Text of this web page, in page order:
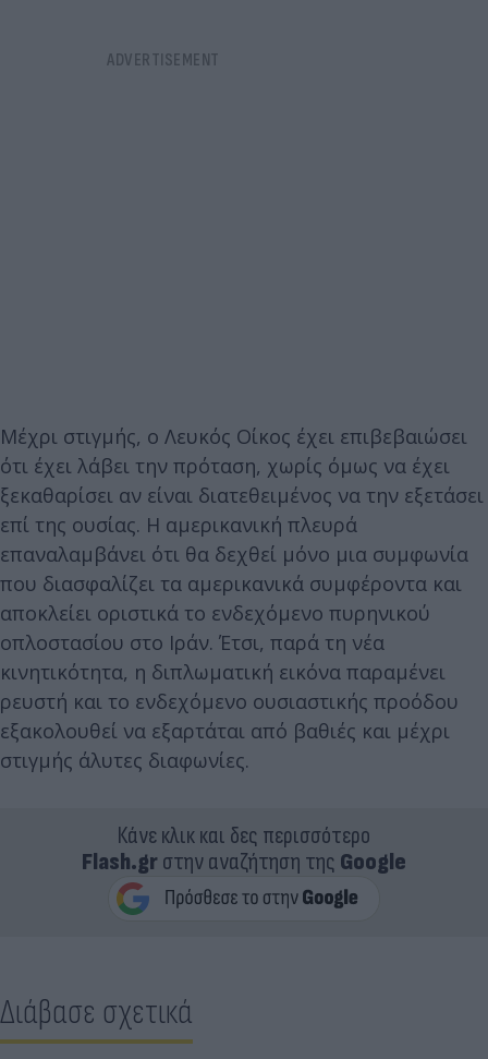
Μέχρι στιγμής, ο Λευκός Οίκος έχει επιβεβαιώσει
ότι έχει λάβει την πρόταση, χωρίς όμως να έχει
ξεκαθαρίσει αν είναι διατεθειμένος να την εξετάσει
επί της ουσίας. Η αμερικανική πλευρά
επαναλαμβάνει ότι θα δεχθεί μόνο μια συμφωνία
που διασφαλίζει τα αμερικανικά συμφέροντα και
αποκλείει οριστικά το ενδεχόμενο πυρηνικού
οπλοστασίου στο Ιράν. Έτσι, παρά τη νέα
κινητικότητα, η διπλωματική εικόνα παραμένει
ρευστή και το ενδεχόμενο ουσιαστικής προόδου
εξακολουθεί να εξαρτάται από βαθιές και μέχρι
στιγμής άλυτες διαφωνίες.
Κάνε κλικ και δες περισσότερο
Flash.grστην αναζήτηση της Google
Διάβασε σχετικά